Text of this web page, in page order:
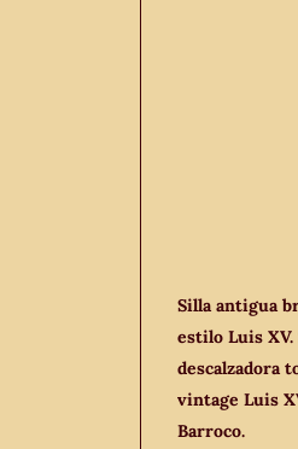
Silla antigua
estilo Luis XV.
descalzadora
vintage Luis
Barroco.